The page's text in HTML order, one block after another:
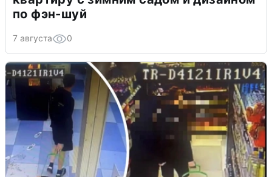
по фэн-шуй
7 августа 0